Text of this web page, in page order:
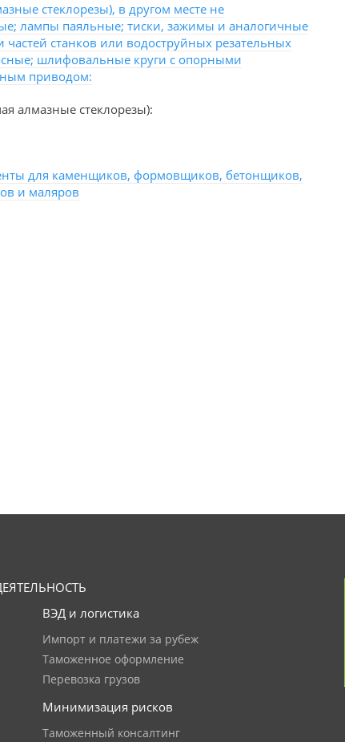
стеклорезы), в другом месте не
лампы паяльные; тиски, зажимы и аналогичные
станков или водоструйных резательных
шлифовальные круги с опорными
приводом:
алмазные стеклорезы):
для каменщиков, формовщиков, бетонщиков,
и маляров
ВЭД и логистика
Импорт и платежи за рубеж
Таможенное оформление
Перевозка грузов
Минимизация рисков
Таможенный консалтинг